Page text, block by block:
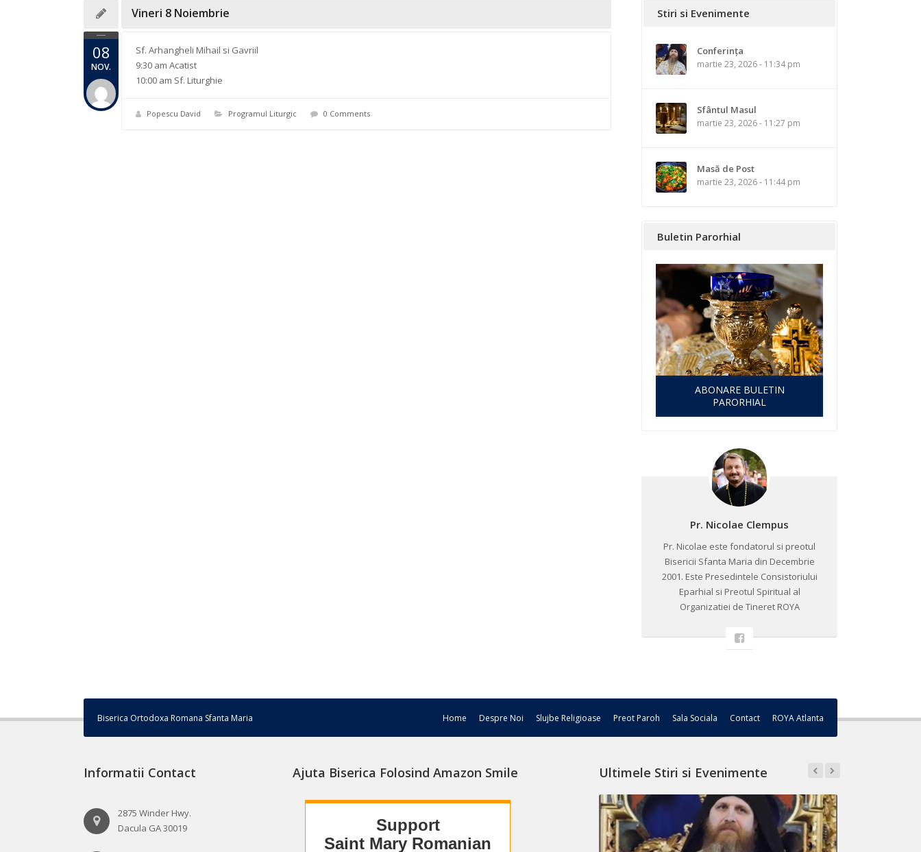
08
NOV.
Vineri 8 Noiembrie
Sf. Arhangheli Mihail si Gavriil
9:30 am Acatist
10:00 am Sf. Liturghie
Popescu David Programul Liturgic 0 Comments
Stiri si Evenimente
Conferința
martie 23, 2026 - 11:34 pm
Sfântul Masul
martie 23, 2026 - 11:27 pm
Masă de Post
martie 23, 2026 - 11:44 pm
Buletin Parorhial
ABONARE BULETIN
PARORHIAL
Pr. Nicolae Clempus
Pr. Nicolae este fondatorul si preotul
Bisericii Sfanta Maria din Decembrie
2001. ​Este Presedintele Consistoriului
Eparhial si Preotul Spiritual al
Organizatiei de Tineret ROYA
Biserica Ortodoxa Romana Sfanta Maria Home Despre Noi Slujbe Religioase Preot Paroh Sala Sociala Contact ROYA Atlanta
Informatii Contact
2875 Winder Hwy.
Dacula GA 30019
Ajuta Biserica Folosind Amazon Smile Ultimele Stiri si Evenimente